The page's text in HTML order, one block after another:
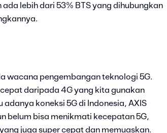
lebih dari 53% BTS yang dihubungkan
wacana pengembangan teknologi 5G.
daripada 4G yang kita gunakan
koneksi 5G di Indonesia, AXIS
belum bisa menikmati kecepatan 5G,
juga super cepat dan memuaskan.